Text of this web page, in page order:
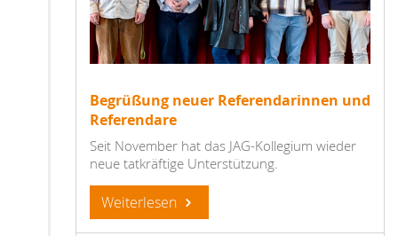
Begrüßung neuer Referendarinnen und
Referendare
Seit November hat das JAG-Kollegium wieder
neue tatkräftige Unterstützung.
Weiterlesen